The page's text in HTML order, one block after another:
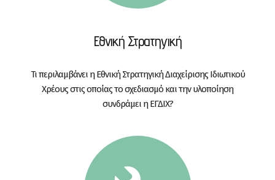
Εθνική Στρατηγική
Τι περιλαμβάνει η Εθνική Στρατηγική Διαχείρισης Ιδιωτικού
Χρέους στις οποίας το σχεδιασμό και την υλοποίηση
συνδράμει η ΕΓΔΙΧ?